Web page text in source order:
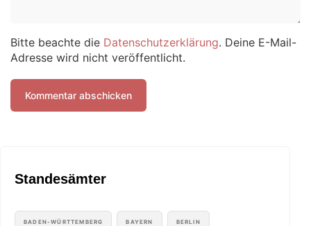
Bitte beachte die Datenschutzerklärung. Deine E-Mail-
Adresse wird nicht veröffentlicht.
Standesämter
BADEN-WÜRTTEMBERG BAYERN BERLIN